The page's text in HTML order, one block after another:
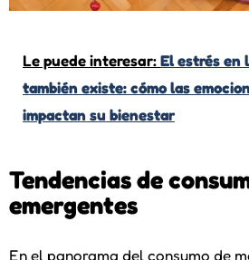
Le puede interesar:El estrés en
también existe: cómo las
impactan su bienestar
Tendencias de
emergentes
En el panorama del consumo de